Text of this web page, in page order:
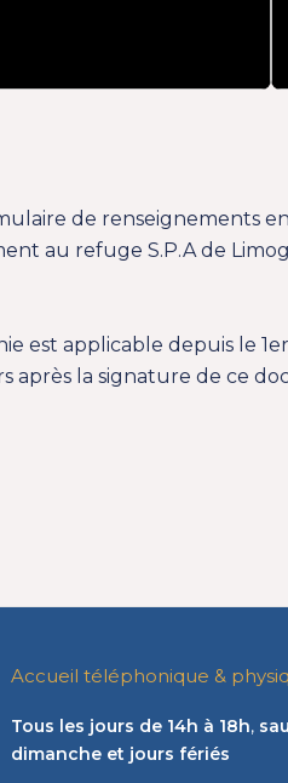
de renseignements
au refuge S.P.A de
est applicable depuis le
la signature de ce
Accueil téléphonique &
Tous les jours de 14h à 18h,
dimanche et jours fériés